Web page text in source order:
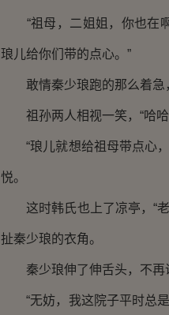
“祖母，二姐姐，你也在啊
琅儿给你们带的点心。”
敢情秦少琅跑的那么着急
祖孙两人相视一笑，“哈哈
“琅儿就想给祖母带点心，
悦。
这时韩氏也上了凉亭，“老
扯秦少琅的衣角。
秦少琅伸了伸舌头，不再
“无妨，我这院子平时总是